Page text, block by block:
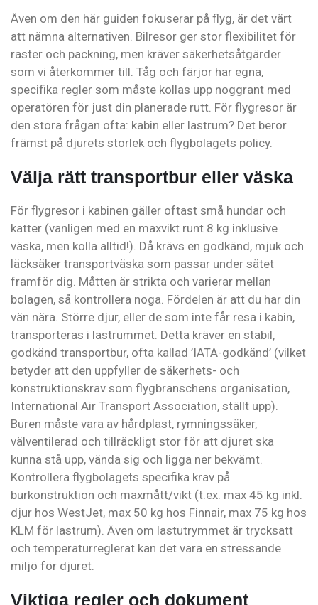
Även om den här guiden fokuserar på flyg, är det värt
att nämna alternativen. Bilresor ger stor flexibilitet för
raster och packning, men kräver säkerhetsåtgärder
som vi återkommer till. Tåg och färjor har egna,
specifika regler som måste kollas upp noggrant med
operatören för just din planerade rutt. För flygresor är
den stora frågan ofta: kabin eller lastrum? Det beror
främst på djurets storlek och flygbolagets policy.
Välja rätt transportbur eller väska
För flygresor i kabinen gäller oftast små hundar och
katter (vanligen med en maxvikt runt 8 kg inklusive
väska, men kolla alltid!). Då krävs en godkänd, mjuk och
läcksäker transportväska som passar under sätet
framför dig. Måtten är strikta och varierar mellan
bolagen, så kontrollera noga. Fördelen är att du har din
vän nära. Större djur, eller de som inte får resa i kabin,
transporteras i lastrummet. Detta kräver en stabil,
godkänd transportbur, ofta kallad ’IATA-godkänd’ (vilket
betyder att den uppfyller de säkerhets- och
konstruktionskrav som flygbranschens organisation,
International Air Transport Association, ställt upp).
Buren måste vara av hårdplast, rymningssäker,
välventilerad och tillräckligt stor för att djuret ska
kunna stå upp, vända sig och ligga ner bekvämt.
Kontrollera flygbolagets specifika krav på
burkonstruktion och maxmått/vikt (t.ex. max 45 kg inkl.
djur hos WestJet, max 50 kg hos Finnair, max 75 kg hos
KLM för lastrum). Även om lastutrymmet är trycksatt
och temperaturreglerat kan det vara en stressande
miljö för djuret.
Viktiga regler och dokument